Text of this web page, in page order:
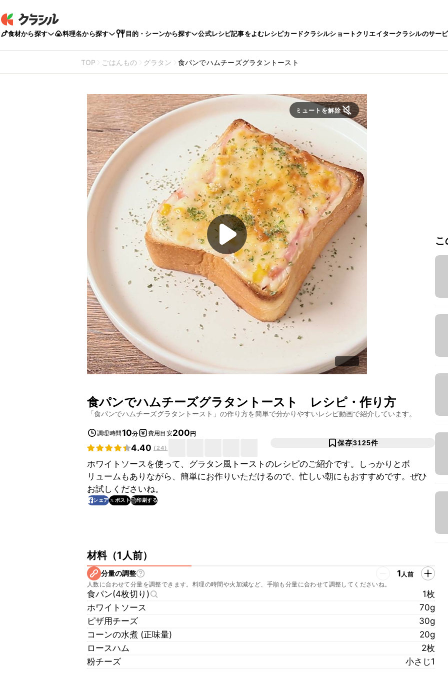
食材から探す 料理名から探す 目的・シーンから探す 公式レシピ記事をよむレシピカードクラシルショートクリエイタークラシルのサー
TOP ごはんもの グラタン 食パンでハムチーズグラタントースト
ミュートを解除
食パンでハムチーズグラタントースト レシピ・作り方
「食パンでハムチーズグラタントースト 」の作り方を簡単で分かりやすいレシピ動画で紹介しています。
調理時間10分 費用目安200円
4.40 (24)
保存3125件
ホワイトソースを使って、グラタン風トーストのレシピのご紹介です。しっかりとボ
リュームもありながら、簡単にお作りいただけるので、忙しい朝にもおすすめです。ぜひ
お試しくださいね。
シェア ポスト 印刷する
材料（1人前）
分量の調整 1人前
人数に合わせて分量を調整できます。料理の時間や火加減など、手順も分量に合わせて調整してくださいね。
食パン(4枚切り)
1枚
ホワイトソース
70g
ピザ用チーズ
30g
コーンの水煮 (正味量)
20g
ロースハム
2枚
粉チーズ
小さじ1